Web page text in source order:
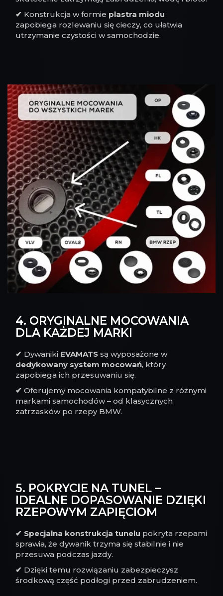
✔ Konstrukcja w formie plastra miodu
zapobiega rozlewaniu się cieczy, co ułatwia
utrzymanie czystości w samochodzie.
4. ORYGINALNE MOCOWANIA
DLA KAŻDEJ MARKI
✔ Dywaniki EVAMATS są wyposażone w
dedykowany system mocowań, który
zapobiega ich przesuwaniu się.
✔ Oferujemy mocowania kompatybilne z różnymi
markami samochodów – od klasycznych
zatrzasków po rzepy BMW.
5. POKRYCIE NA TUNEL –
IDEALNE DOPASOWANIE DZIĘKI
RZEPOWYM ZAPIĘCIOM
✔ Specjalna konstrukcja tunelu pokryta rzepami
sprawia, że dywanik trzyma się stabilnie i nie
przesuwa podczas jazdy.
✔ Dzięki temu rozwiązaniu zabezpieczysz
środkową część podłogi przed zabrudzeniem.